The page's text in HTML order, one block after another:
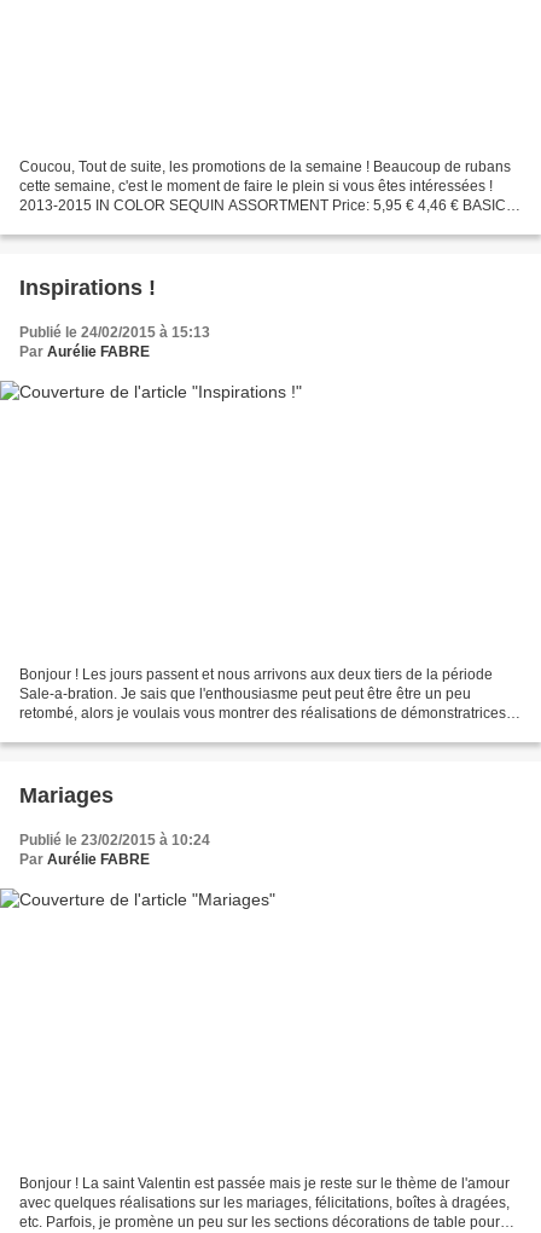
Coucou, Tout de suite, les promotions de la semaine ! Beaucoup de rubans
cette semaine, c'est le moment de faire le plein si vous êtes intéressées !
2013-2015 IN COLOR SEQUIN ASSORTMENT Price: 5,95 € 4,46 € BASIC
Inspirations !
Publié le 24/02/2015 à 15:13
Par Aurélie FABRE
Bonjour ! Les jours passent et nous arrivons aux deux tiers de la période
Sale-a-bration. Je sais que l'enthousiasme peut peut être être un peu
retombé, alors je voulais vous montrer des réalisations de démonstratrices
Mariages
Publié le 23/02/2015 à 10:24
Par Aurélie FABRE
Bonjour ! La saint Valentin est passée mais je reste sur le thème de l'amour
avec quelques réalisations sur les mariages, félicitations, boîtes à dragées,
etc. Parfois, je promène un peu sur les sections décorations de table pour